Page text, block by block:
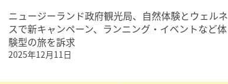
ニュージーランド政府観光局、自然体験とウェルネ
スで新キャンペーン、ランニング・イベントなど体
験型の旅を訴求
2025年12月11日